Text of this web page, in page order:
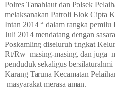
Polres Tanahlaut dan Polsek
melaksanakan Patroli Blok Cipta
Intan 2014 “ dalam rangka pemilu
Juli 2014 mendatang dengan
Poskamling diseluruh tingkat
Rt/Rw masing-masing, dan juga
penduduk sekaligus bersilaturahmi
Karang Taruna Kecamatan
masyarakat merasa aman.